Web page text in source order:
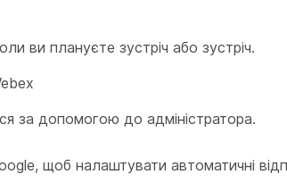
ви плануєте зустріч або зустріч.
за допомогою до адміністратора.
щоб налаштувати автоматичні